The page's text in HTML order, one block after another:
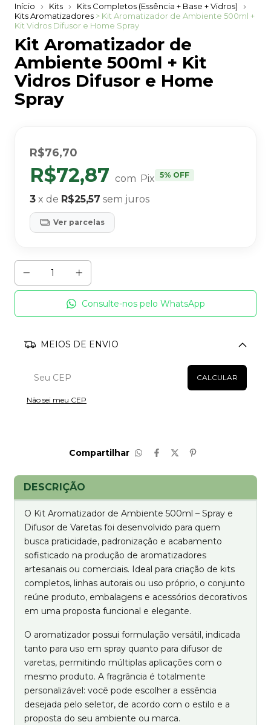
Início Kits
Kits Completos (Essência + Base + Vidros)
Kits Aromatizadores > Kit Aromatizador de Ambiente 500ml +
Kit Vidros Difusor e Home Spray
Kit Aromatizador de
Ambiente 500ml + Kit
Vidros Difusor e Home
Spray
R$76,70
R$72,87 com Pix 5% OFF
3 x de R$25,57 sem juros
Ver parcelas
Consulte-nos pelo WhatsApp
MEIOS DE ENVIO
Alterar CEP
CALCULAR
Não sei meu CEP
Compartilhar
DESCRIÇÃO
O Kit Aromatizador de Ambiente 500ml – Spray e
Difusor de Varetas foi desenvolvido para quem
busca praticidade, padronização e acabamento
sofisticado na produção de aromatizadores
artesanais ou comerciais. Ideal para criação de kits
completos, linhas autorais ou uso próprio, o conjunto
reúne produto, embalagens e acessórios decorativos
em uma proposta funcional e elegante.
O aromatizador possui formulação versátil, indicada
tanto para uso em spray quanto para difusor de
varetas, permitindo múltiplas aplicações com o
mesmo produto. A fragrância é totalmente
personalizável: você pode escolher a essência
desejada pelo seletor, de acordo com o estilo e a
proposta do seu ambiente ou marca.